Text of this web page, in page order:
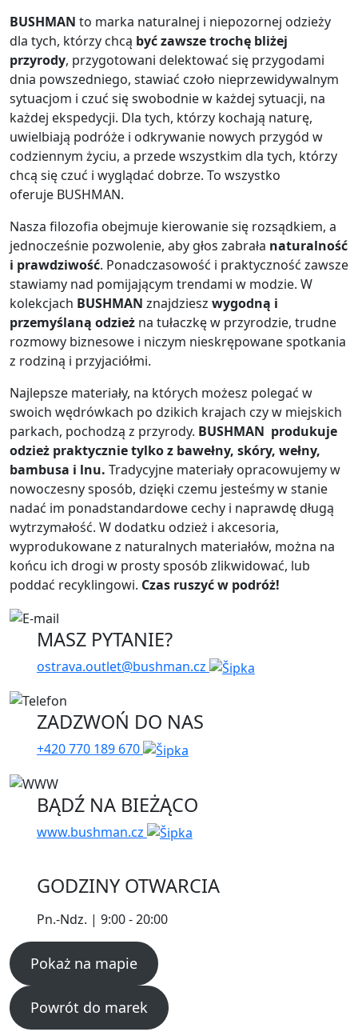
BUSHMAN to marka naturalnej i niepozornej odzieży
dla tych, którzy chcą być zawsze trochę bliżej
przyrody, przygotowani delektować się przygodami
dnia powszedniego, stawiać czoło nieprzewidywalnym
sytuacjom i czuć się swobodnie w każdej sytuacji, na
każdej ekspedycji. Dla tych, którzy kochają naturę,
uwielbiają podróże i odkrywanie nowych przygód w
codziennym życiu, a przede wszystkim dla tych, którzy
chcą się czuć i wyglądać dobrze. To wszystko
oferuje BUSHMAN.
Nasza filozofia obejmuje kierowanie się rozsądkiem, a
jednocześnie pozwolenie, aby głos zabrała naturalność
i prawdziwość. Ponadczasowość i praktyczność zawsze
stawiamy nad pomijającym trendami w modzie. W
kolekcjach BUSHMAN znajdziesz wygodną i
przemyślaną odzież na tułaczkę w przyrodzie, trudne
rozmowy biznesowe i niczym nieskrępowane spotkania
z rodziną i przyjaciółmi.
Najlepsze materiały, na których możesz polegać w
swoich wędrówkach po dzikich krajach czy w miejskich
parkach, pochodzą z przyrody. BUSHMAN produkuje
odzież praktycznie tylko z bawełny, skóry, wełny,
bambusa i lnu. Tradycyjne materiały opracowujemy w
nowoczesny sposób, dzięki czemu jesteśmy w stanie
nadać im ponadstandardowe cechy i naprawdę długą
wytrzymałość. W dodatku odzież i akcesoria,
wyprodukowane z naturalnych materiałów, można na
końcu ich drogi w prosty sposób zlikwidować, lub
poddać recyklingowi. Czas ruszyć w podróż!
MASZ PYTANIE?
ostrava.outlet@bushman.cz
ZADZWOŃ DO NAS
+420 770 189 670
BĄDŹ NA BIEŻĄCO
www.bushman.cz
GODZINY OTWARCIA
Pn.-Ndz. | 9:00 - 20:00
Pokaż na mapie
Powrót do marek